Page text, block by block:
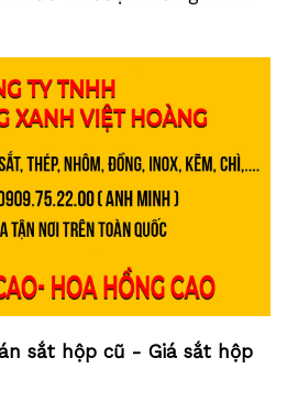
sắt hộp cũ - Giá sắt hộp